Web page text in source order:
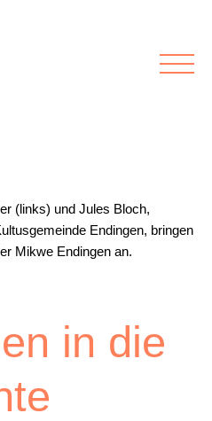
Stellenbörse
(links) und Jules Bloch,
Endingen, bringen
Mikwe Endingen an.
in die